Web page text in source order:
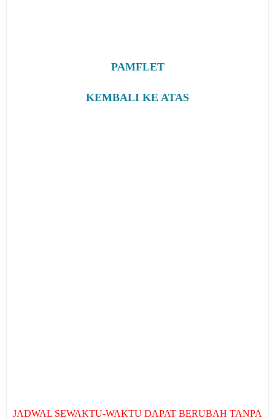
PAMFLET
KEMBALI KE ATAS
JADWAL SEWAKTU-WAKTU DAPAT BERUBAH TANPA